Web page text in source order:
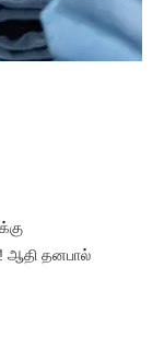
ஆதி தனபால்